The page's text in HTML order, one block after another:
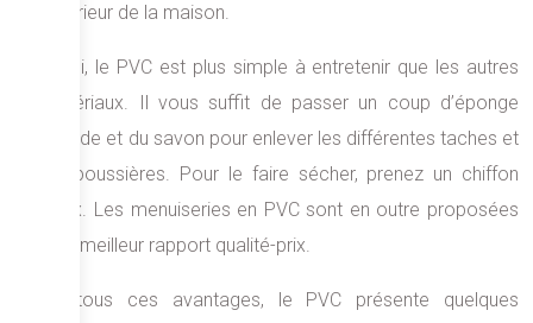
l’intérieur de la maison.
Aussi, le PVC est plus simple à entretenir que les autres
matériaux. Il vous suffit de passer un coup d’éponge
humide et du savon pour enlever les différentes taches et
les poussières. Pour le faire sécher, prenez un chiffon
doux. Les menuiseries en PVC sont en outre proposées
à un meilleur rapport qualité-prix.
Vu tous ces avantages, le PVC présente quelques